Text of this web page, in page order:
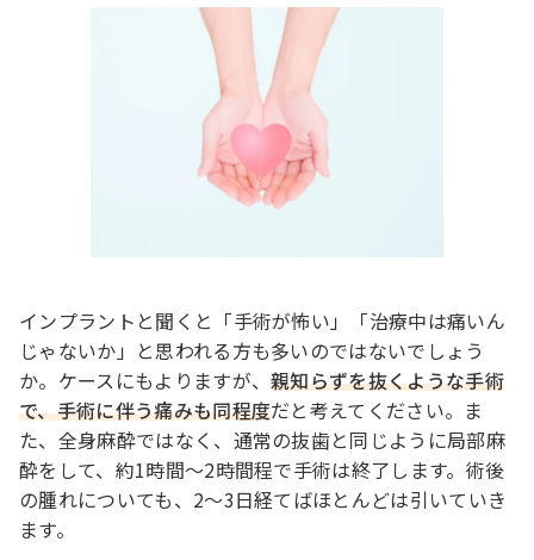
インプラントと聞くと「手術が怖い」「治療中は痛いん
じゃないか」と思われる方も多いのではないでしょう
か。ケースにもよりますが、親知らずを抜くような手術
で、手術に伴う痛みも同程度だと考えてください。ま
た、全身麻酔ではなく、通常の抜歯と同じように局部麻
酔をして、約1時間～2時間程で手術は終了します。術後
の腫れについても、2～3日経てばほとんどは引いていき
ます。